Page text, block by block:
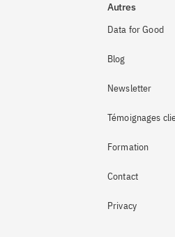
Autres
Data for Good
Blog
Newsletter
Témoignages
Formation
Contact
Privacy